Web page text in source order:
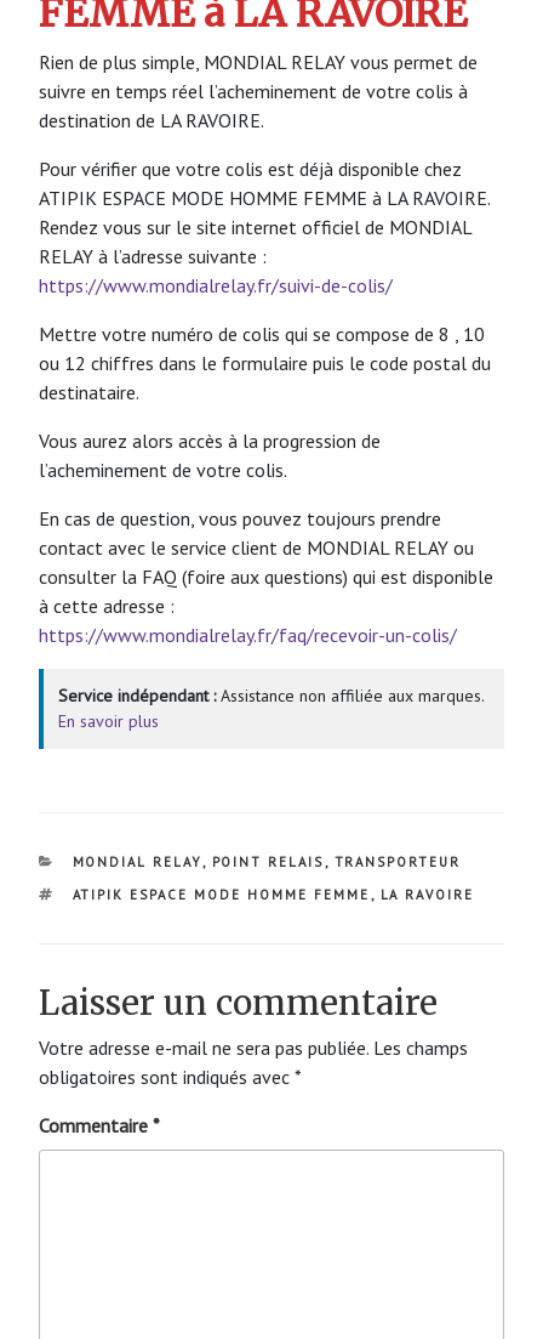
FEMME à LA RAVOIRE
Rien de plus simple, MONDIAL RELAY vous permet de
suivre en temps réel l’acheminement de votre colis à
destination de LA RAVOIRE.
Pour vérifier que votre colis est déjà disponible chez
ATIPIK ESPACE MODE HOMME FEMME à LA RAVOIRE.
Rendez vous sur le site internet officiel de MONDIAL
RELAY à l’adresse suivante :
https://www.mondialrelay.fr/suivi-de-colis/
Mettre votre numéro de colis qui se compose de 8 , 10
ou 12 chiffres dans le formulaire puis le code postal du
destinataire.
Vous aurez alors accès à la progression de
l’acheminement de votre colis.
En cas de question, vous pouvez toujours prendre
contact avec le service client de MONDIAL RELAY ou
consulter la FAQ (foire aux questions) qui est disponible
à cette adresse :
https://www.mondialrelay.fr/faq/recevoir-un-colis/
Service indépendant :Assistance non affiliée aux marques.
En savoir plus
CATÉGORIES
MONDIAL RELAY , POINT RELAIS , TRANSPORTEUR
ÉTIQUETTES
ATIPIK ESPACE MODE HOMME FEMME , LA RAVOIRE
Laisser un commentaire
Votre adresse e-mail ne sera pas publiée. Les champs
obligatoires sont indiqués avec *
Commentaire *